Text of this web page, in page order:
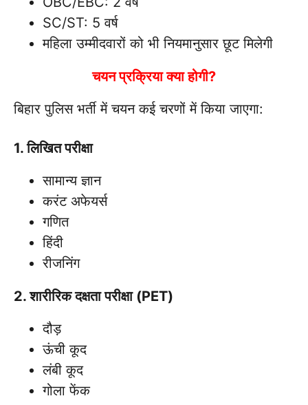
SC/ST: 5 वर्ष
महिला उम्मीदवारों को भी नियमानुसार छूट मिलेगी
चयन प्रक्रिया क्या होगी?
बिहार पुलिस भर्ती में चयन कई चरणों में किया जाएगा:
1. लिखित परीक्षा
सामान्य ज्ञान
करंट अफेयर्स
गणित
हिंदी
रीजनिंग
2. शारीरिक दक्षता परीक्षा (PET)
दौड़
ऊंची कूद
लंबी कूद
गोला फेंक